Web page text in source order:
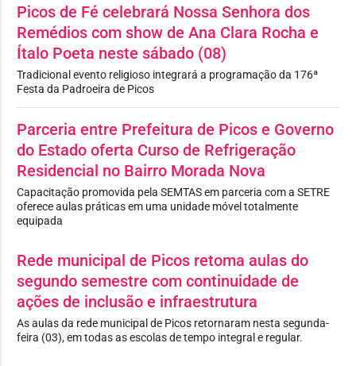
Picos de Fé celebrará Nossa Senhora dos
Remédios com show de Ana Clara Rocha e
Ítalo Poeta neste sábado (08)
Tradicional evento religioso integrará a programação da 176ª
Festa da Padroeira de Picos
Parceria entre Prefeitura de Picos e Governo
do Estado oferta Curso de Refrigeração
Residencial no Bairro Morada Nova
Capacitação promovida pela SEMTAS em parceria com a SETRE
oferece aulas práticas em uma unidade móvel totalmente
equipada
Rede municipal de Picos retoma aulas do
segundo semestre com continuidade de
ações de inclusão e infraestrutura
As aulas da rede municipal de Picos retornaram nesta segunda-
feira (03), em todas as escolas de tempo integral e regular.